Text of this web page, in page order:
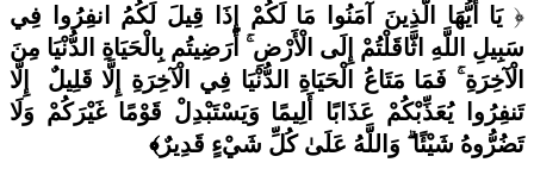
﴿يَا أَيُّهَا الَّذِينَ آمَنُوا مَا لَكُمْ إِذَا قِيلَ لَكُمُ انفِرُوا فِي
سَبِيلِ اللَّهِ اثَّاقَلْتُمْ إِلَى الْأَرْضِ ۚ أَرَضِيتُم بِالْحَيَاةِ الدُّنْيَا مِنَ
الْآخِرَةِ ۚ فَمَا مَتَاعُ الْحَيَاةِ الدُّنْيَا فِي الْآخِرَةِ إِلَّا قَلِيلٌ إِلَّا
تَنفِرُوا يُعَذِّبْكُمْ عَذَابًا أَلِيمًا وَيَسْتَبْدِلْ قَوْمًا غَيْرَكُمْ وَلَا
تَضُرُّوهُ شَيْئًا ۗ وَاللَّهُ عَلَىٰ كُلِّ شَيْءٍ قَدِيرٌ﴾